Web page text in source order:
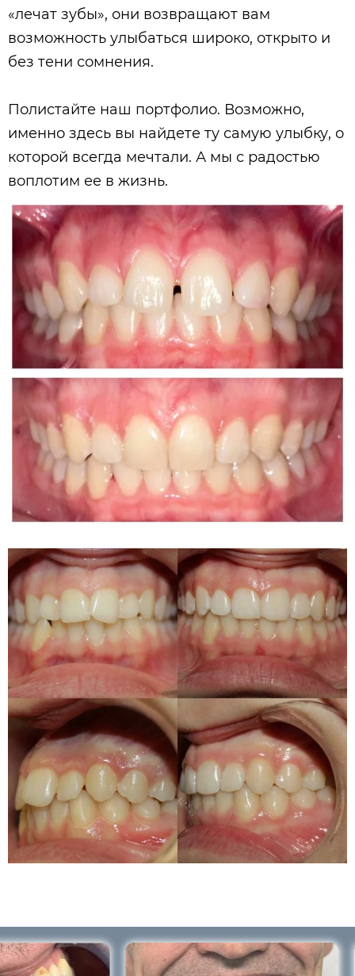
«лечат зубы», они возвращают вам
возможность улыбаться широко, открыто и
без тени сомнения.
Полистайте наш портфолио. Возможно,
именно здесь вы найдете ту самую улыбку, о
которой всегда мечтали. А мы с радостью
воплотим ее в жизнь.